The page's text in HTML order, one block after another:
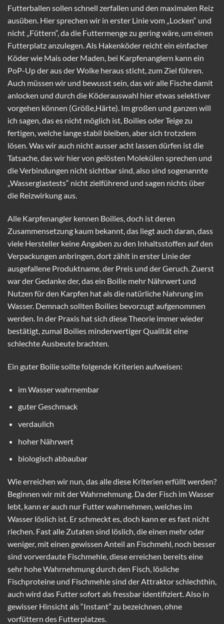
Futterballen sollen schnell zerfallen und den maximalen Reiz
ausüben. Hier sprechen wir in erster Linie vom „Locken“ und
nicht „Füttern“, da die Futtermenge zu gering wäre, um einen
Futterplatz anzulegen. Als Hakenköder reicht ein einfacher
Köder wie Mais oder Maden, bei Karpfenanglern kann ein
PoP-Up der aus der Wolke heraus sticht, zum Ziel führen.
Auch müssen wir und bewusst sein, das wir alle Fische damit
anlocken und durch die Köderauswahl hier etwas selektiver
vorgehen können (Größe,Härte). Im großen und ganzen will
ich sagen, das es nicht möglich ist, Boilies oder Teige zu
fertigen, welche lange stabil bleiben, aber sich trotzdem
lösen. Was wir auch nicht ausser acht lassen dürfen ist die
Tatsache, das wir hier von gelösten Molekülen sprechen und
die Verbindungen nicht sichtbar sind, also sind sogenannte
„Wasserglastests“ nicht zielführend und sagen nichts über
die Reizwirkung aus.
Alle Karpfenangler kennen Boilies, doch ist deren
Zusammensetzung kaum bekannt, das liegt auch daran, dass
viele Hersteller keine Angaben zu den Inhaltsstoffen auf den
Verpackungen anbringen, dort zählt in erster Linie der
ausgefallene Produktname, der Preis und der Geruch. Zuerst
war der Gedanke der, das ein Boilie mehr Nährwert und
Nutzen für den Karpfen hat als die natürliche Nahrung im
Wasser. Demnach sollten Boilies bevorzugt aufgenommen
werden. In der Praxis hat sich diese Theorie immer wieder
bestätigt, zumal Boilies minderwertiger Qualität eine
schlechte Ausbeute brachten.
Ein guter Boilie sollte folgende Kriterien aufweisen:
im Wasser wahrnembar
guter Geschmack
verdaulich
hoher Nährwert
biologisch abbaubar
Wie erreichen wir nun, das alle diese Kriterien erfüllt werden?
Beginnen wir mit der Wahrnehmung. Da der Fisch im Wasser
lebt, kann er auch nur Futter wahrnehmen, welches im
Wasser löslich ist. Er schmeckt es, doch kann er es fast nicht
riechen. Fast alle Zutaten sind löslich, die einen mehr oder
weniger, mit einen gewissen Anteil an Fischmehl, noch besser
sind vorverdaute Fischmehle, diese erreichen bereits eine
sehr hohe Wahrnehmung durch den Fisch, lösliche
Fischproteine und Fischmehle sind der Attraktor schlechthin,
auch wird das Futter sofort als fressbar identifiziert. Also in
gewisser Hinsicht als “Instant” zu bezeichnen, ohne
vorfüttern des Futterplatzes.